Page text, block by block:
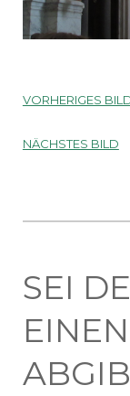
VORHERIGES
NÄCHSTES BILD
SEI